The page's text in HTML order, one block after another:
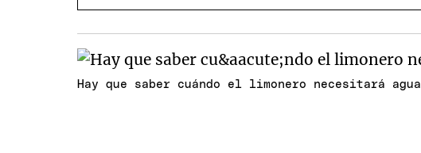
Hay que saber cuándo el limonero necesitará